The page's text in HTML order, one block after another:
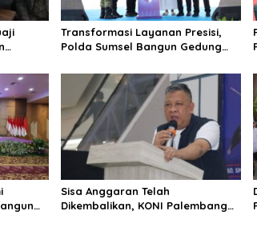
Transformasi Layanan Presisi,
Polda Sumsel Bangun Gedung
Sisa Anggaran Telah
Dikembalikan, KONI Palembang